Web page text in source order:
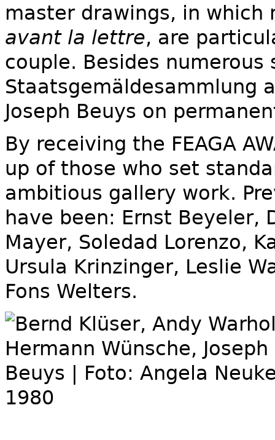
master drawings, in which
avant la lettre, are
couple. Besides
Staatsgemäldesammlung
Joseph Beuys on
By receiving the FEAGA
up of those who set
ambitious gallery work.
have been: Ernst Beyeler,
Mayer, Soledad Lorenzo,
Ursula Krinzinger, Leslie
Fons Welters.